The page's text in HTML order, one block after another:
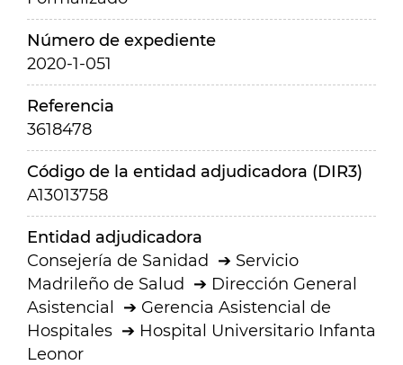
Número de expediente
2020-1-051
Referencia
3618478
Código de la entidad adjudicadora (DIR3)
A13013758
Entidad adjudicadora
Consejería de Sanidad
Servicio
Madrileño de Salud
Dirección General
Asistencial
Gerencia Asistencial de
Hospitales
Hospital Universitario Infanta
Leonor